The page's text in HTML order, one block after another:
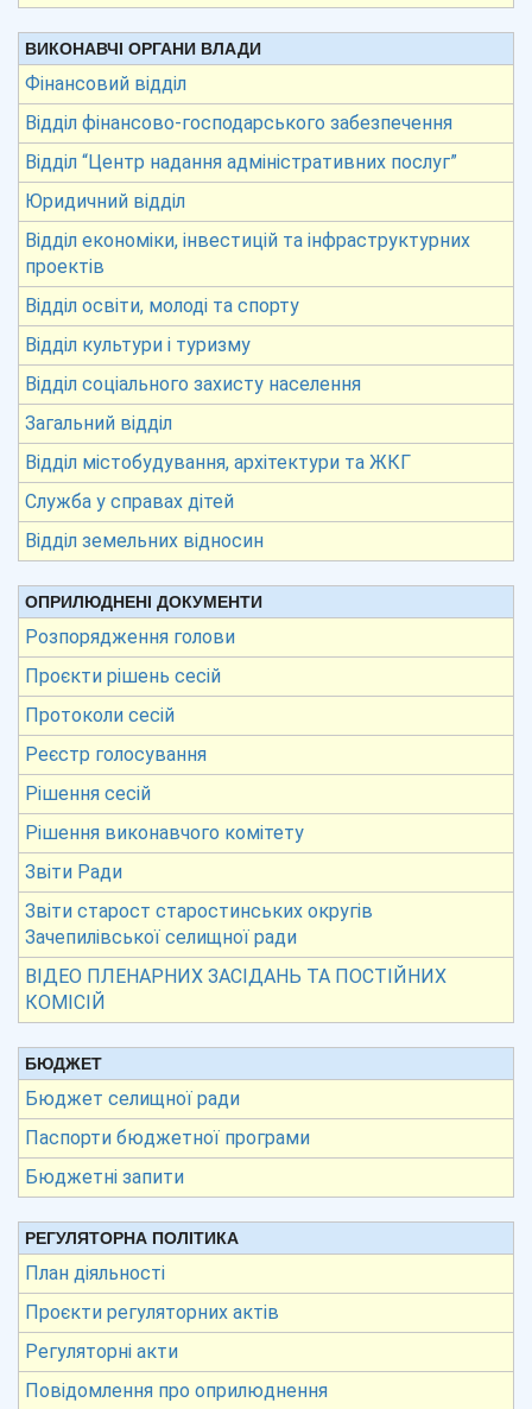
ВИКОНАВЧІ ОРГАНИ ВЛАДИ
Фінансовий відділ
Відділ фінансово-господарського забезпечення
Відділ “Центр надання адміністративних послуг”
Юридичний відділ
Відділ економіки, інвестицій та інфраструктурних
проектів
Відділ освіти, молоді та спорту
Відділ культури і туризму
Відділ соціального захисту населення
Загальний відділ
Відділ містобудування, архітектури та ЖКГ
Служба у справах дітей
Відділ земельних відносин
ОПРИЛЮДНЕНІ ДОКУМЕНТИ
Розпорядження голови
Проєкти рішень сесій
Протоколи сесій
Реєстр голосування
Рішення сесій
Рішення виконавчого комітету
Звіти Ради
Звіти старост старостинських округів
Зачепилівської селищної ради
ВІДЕО ПЛЕНАРНИХ ЗАСІДАНЬ ТА ПОСТІЙНИХ
КОМІСІЙ
БЮДЖЕТ
Бюджет селищної ради
Паспорти бюджетної програми
Бюджетні запити
РЕГУЛЯТОРНА ПОЛІТИКА
План діяльності
Проєкти регуляторних актів
Регуляторні акти
Повідомлення про оприлюднення